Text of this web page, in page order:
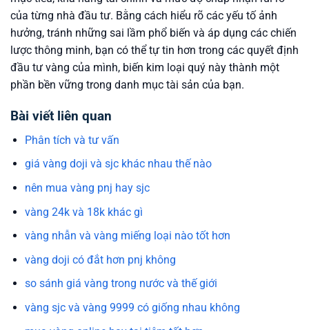
của từng nhà đầu tư. Bằng cách hiểu rõ các yếu tố ảnh
hưởng, tránh những sai lầm phổ biến và áp dụng các chiến
lược thông minh, bạn có thể tự tin hơn trong các quyết định
đầu tư vàng của mình, biến kim loại quý này thành một
phần bền vững trong danh mục tài sản của bạn.
Bài viết liên quan
Phân tích và tư vấn
giá vàng doji và sjc khác nhau thế nào
nên mua vàng pnj hay sjc
vàng 24k và 18k khác gì
vàng nhẫn và vàng miếng loại nào tốt hơn
vàng doji có đắt hơn pnj không
so sánh giá vàng trong nước và thế giới
vàng sjc và vàng 9999 có giống nhau không